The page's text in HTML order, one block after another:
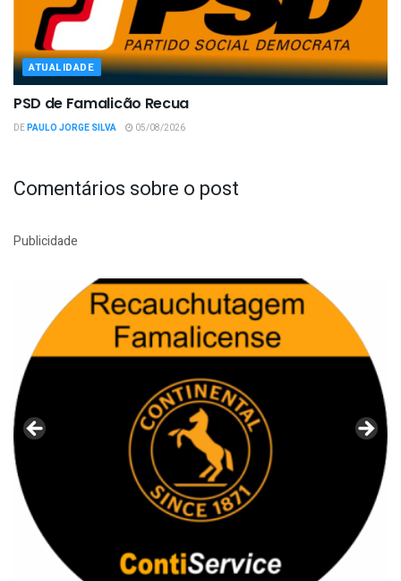
ATUALIDADE
PSD de Famalicão Recua
DEPAULO JORGE SILVA 05/08/2026
Comentários sobre o post
Publicidade